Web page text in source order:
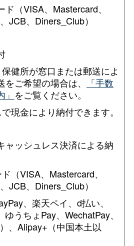
（VISA、Mastercard、
JCB、Diners_Club）
健所が窓口または郵送によ
ご希望の場合は、
「手数
をご覧ください。
現金により納付できます。
ャッシュレス決済による納
（VISA、Mastercard、
JCB、Diners_Club）
、楽天ペイ、d払い、
うちょPay、WechatPay、
、Alipay+（中国本土以